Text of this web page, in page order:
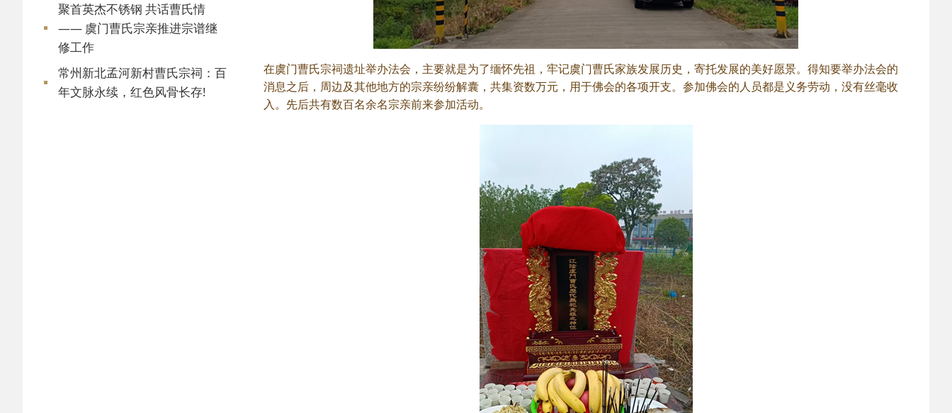
聚首英杰不锈钢 共话曹氏情
—— 虞门曹氏宗亲推进宗谱继
修工作
常州新北孟河新村曹氏宗祠：百
年文脉永续，红色风骨长存!
在虞门曹氏宗祠遗址举办法会，主要就是为了缅怀先祖，牢记虞门曹氏家族发展历史，寄托发展的美好愿景。得知要举办法会的
消息之后，周边及其他地方的宗亲纷纷解囊，共集资数万元，用于佛会的各项开支。参加佛会的人员都是义务劳动，没有丝毫收
入。先后共有数百名余名宗亲前来参加活动。